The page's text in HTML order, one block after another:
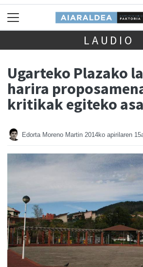
LAUDIO
Ugarteko Plazako
harira
kritikak egiteko
Edorta Moreno Martin 2014ko apirilaren